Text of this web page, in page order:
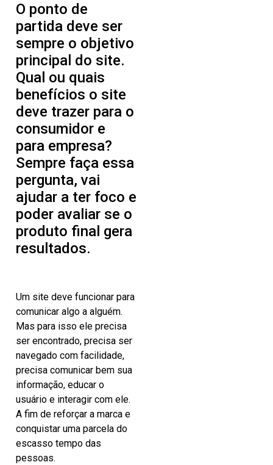
O ponto de
partida deve ser
sempre o objetivo
principal do site.
Qual ou quais
benefícios o site
deve trazer para o
consumidor e
para empresa?
Sempre faça essa
pergunta, vai
ajudar a ter foco e
poder avaliar se o
produto final gera
resultados.
Um site deve funcionar para
comunicar algo a alguém.
Mas para isso ele precisa
ser encontrado, precisa ser
navegado com facilidade,
precisa comunicar bem sua
informação, educar o
usuário e interagir com ele.
A fim de reforçar a marca e
conquistar uma parcela do
escasso tempo das
pessoas.